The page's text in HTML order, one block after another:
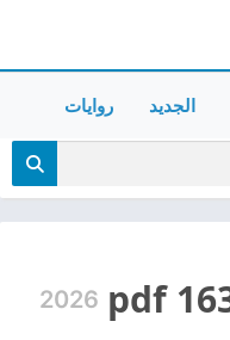
الجديد روايات
2026